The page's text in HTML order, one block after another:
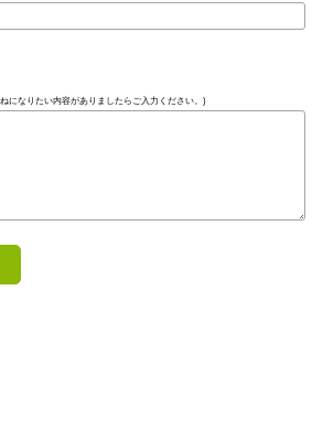
になりたい内容がありましたらご入力ください。)